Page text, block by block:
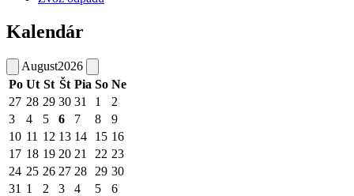
Kalendár
August2026
Po Ut St Št Pia So Ne
27 28 29 30 31 1
2
3
4 5 6 7 8
9
10 11 12 13 14 15 16
17 18 19 20 21 22 23
24 25 26 27 28 29 30
31 1 2 3 4 5 6